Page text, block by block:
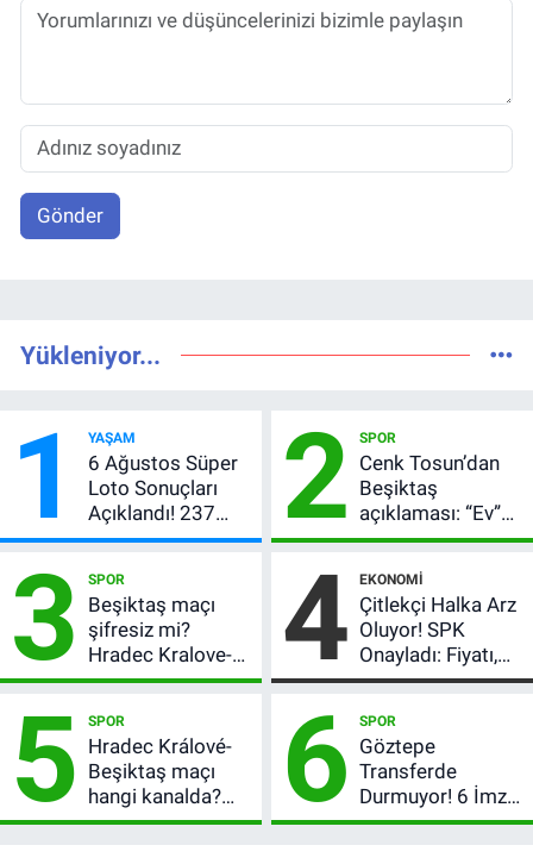
Gönder
Yükleniyor...
1 YAŞAM
6 Ağustos Süper
Loto Sonuçları
Açıklandı! 237
Milyon TL’lik
2 SPOR
Cenk Tosun’dan
Beşiktaş
açıklaması: “Ev”
dedi, asıl mesajı
verdi
3 SPOR
Beşiktaş maçı
şifresiz mi?
Hradec Kralove-
Beşiktaş hangi
kaçta?
4 EKONOMI
Çitlekçi Halka Arz
Oluyor! SPK
Onayladı: Fiyatı,
Lot Sayısı ve
Tarihi
5 SPOR
Hradec Králové-
Beşiktaş maçı
hangi kanalda?
Şifresiz canlı yayın
6 SPOR
Göztepe
Transferde
Durmuyor! 6 İmza
Sonrası Yeni